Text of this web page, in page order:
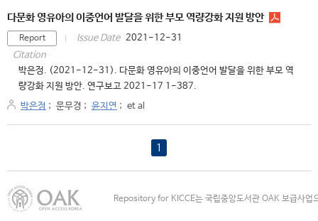
다문화 영유아의 이중언어 발달을 위한 부모 역량강화 지원 방안
Report Issue Date 2021-12-31
Citation
박은정. (2021-12-31). 다문화 영유아의 이중언어 발달을 위한 부모 역
량강화 지원 방안. 연구보고 2021-17 1-387.
박은정 ; 문무경 ; 윤지연 ; et al
1
Repository for KICCE는 국립중앙도서관 OAK 보급사업